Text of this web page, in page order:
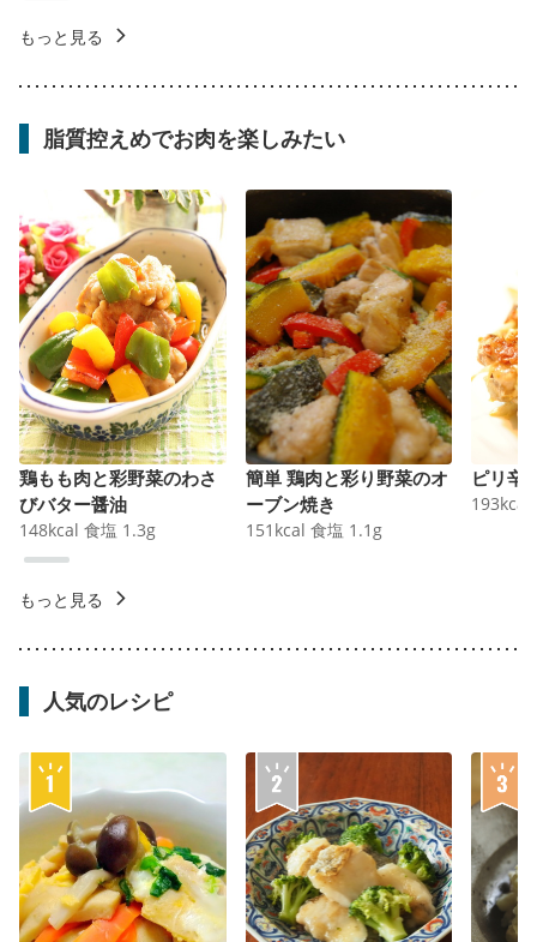
もっと見る
脂質控えめでお肉を楽しみたい
鶏もも肉と彩野菜のわさ
びバター醤油
148kcal 食塩 1.3g
簡単 鶏肉と彩り野菜のオ
ーブン焼き
151 kcal 食塩 1.1 g
ピリ辛
193kcal
もっと見る
人気のレシピ